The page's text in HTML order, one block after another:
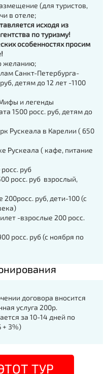
(для туристов,
в отеле;
исходя из
по туризму!
особенностях просим
желанию;
Санкт-Петербурга-
детям до 12 лет -1100
и легенды
1500 росс. руб, детям до
Рускеала в Карелии ( 650
Рускеала ( кафе, питание
руб
росс. руб взрослый,
руб, дети-100 (с
-взрослые 200 росс.
росс. руб (с ноября по
договора вносится
услуга 200р.
за 10-14 дней по
+ 3%)
ТУР